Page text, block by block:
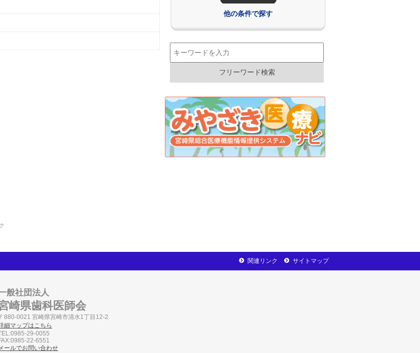
他の条件で探す
サイトマップ
関連リンク
般社団法人
崎県歯科医師会
880-0021 宮崎県宮崎市清水1丁目12-2
細マップはこちら
29-0055
22-6551
ールでお問い合わせ